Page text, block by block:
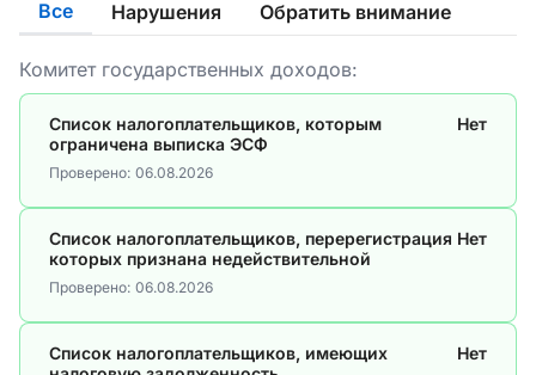
Все Нарушения Обратить внимание
Комитет государственных доходов:
Список налогоплательщиков, которым
ограничена выписка ЭСФ
Нет
Проверено: 06.08.2026
Список налогоплательщиков, перерегистрация
которых признана недействительной
Нет
Проверено: 06.08.2026
Список налогоплательщиков, имеющих
Нет